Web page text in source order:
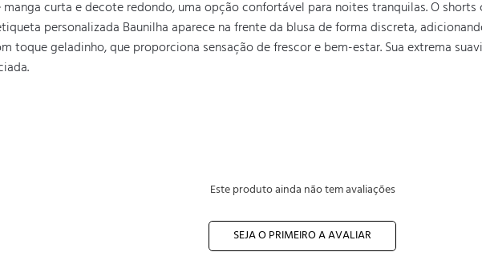
curta e decote redondo, uma opção confortável para noites tranquilas. O
personalizada Baunilha aparece na frente da blusa de forma discreta,
toque geladinho, que proporciona sensação de frescor e bem-estar. Sua extrema
Este produto ainda não tem avaliações
SEJA O PRIMEIRO A AVALIAR